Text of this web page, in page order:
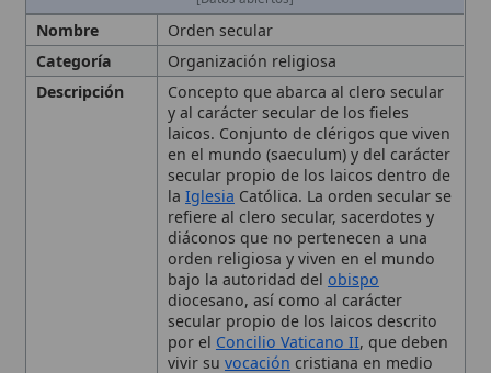
Descripción
Concepto que abarca al clero secular
y al carácter secular de los fieles
laicos. Conjunto de clérigos que viven
en el mundo (saeculum) y del carácter
secular propio de los laicos dentro de
laIglesiaCatólica. La orden secular se
refiere al clero secular, sacerdotes y
diáconos que no pertenecen a una
orden religiosa y viven en el mundo
bajo la autoridad delobispo
diocesano, así como al carácter
secular propio de los laicos descrito
por elConcilio Vaticano II, que deben
vivir suvocacióncristiana en medio
de los asuntos mundanos y participar
en la misión de la Iglesia
Concilio Vaticano II
Catecismo de la Iglesia Católica
Juan 17,16